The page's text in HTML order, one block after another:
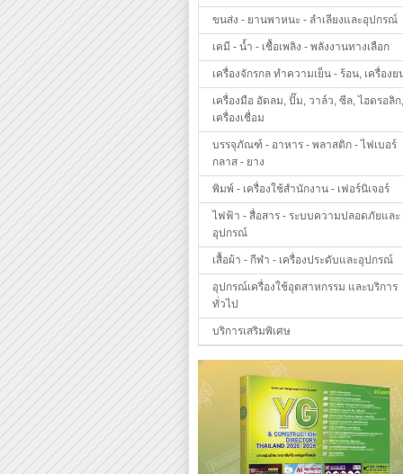
ขนส่ง - ยานพาหนะ - ลำเลียงและอุปกรณ์
เคมี - น้ำ - เชื้อเพลิง - พลังงานทางเลือก
เครื่องจักรกล ทำความเย็น - ร้อน, เครื่องย
เครื่องมือ อัดลม, ปั๊ม, วาล์ว, ซีล, ไฮดรอลิก,
เครื่องเชื่อม
บรรจุภัณฑ์ - อาหาร - พลาสติก - ไฟเบอร์
กลาส - ยาง
พิมพ์ - เครื่องใช้สำนักงาน - เฟอร์นิเจอร์
ไฟฟ้า - สื่อสาร - ระบบความปลอดภัยและ
อุปกรณ์
เสื้อผ้า - กีฬา - เครื่องประดับและอุปกรณ์
อุปกรณ์เครื่องใช้อุตสาหกรรม และบริการ
ทั่วไป
บริการเสริมพิเศษ